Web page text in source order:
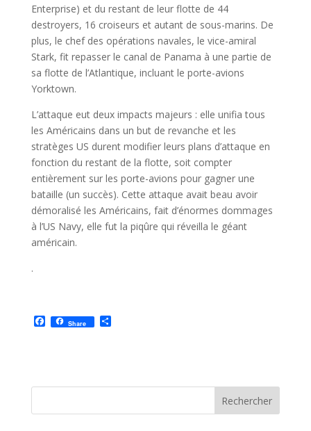
Enterprise) et du restant de leur flotte de 44
destroyers, 16 croiseurs et autant de sous-marins. De
plus, le chef des opérations navales, le vice-amiral
Stark, fit repasser le canal de Panama à une partie de
sa flotte de l’Atlantique, incluant le porte-avions
Yorktown.
L’attaque eut deux impacts majeurs : elle unifia tous
les Américains dans un but de revanche et les
stratèges US durent modifier leurs plans d’attaque en
fonction du restant de la flotte, soit compter
entièrement sur les porte-avions pour gagner une
bataille (un succès). Cette attaque avait beau avoir
démoralisé les Américains, fait d’énormes dommages
à l’US Navy, elle fut la piqûre qui réveilla le géant
américain.
.
F
a
o
Share P
e